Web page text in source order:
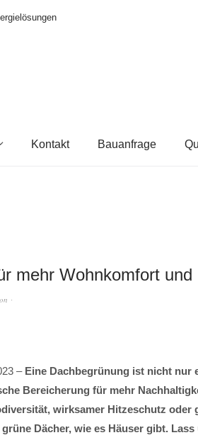
Kontakt Bauanfrage
mehr Wohnkomfort und
– Eine Dachbegrünung ist nicht nur
Bereicherung für mehr
wirksamer Hitzeschutz oder
Dächer, wie es Häuser gibt.